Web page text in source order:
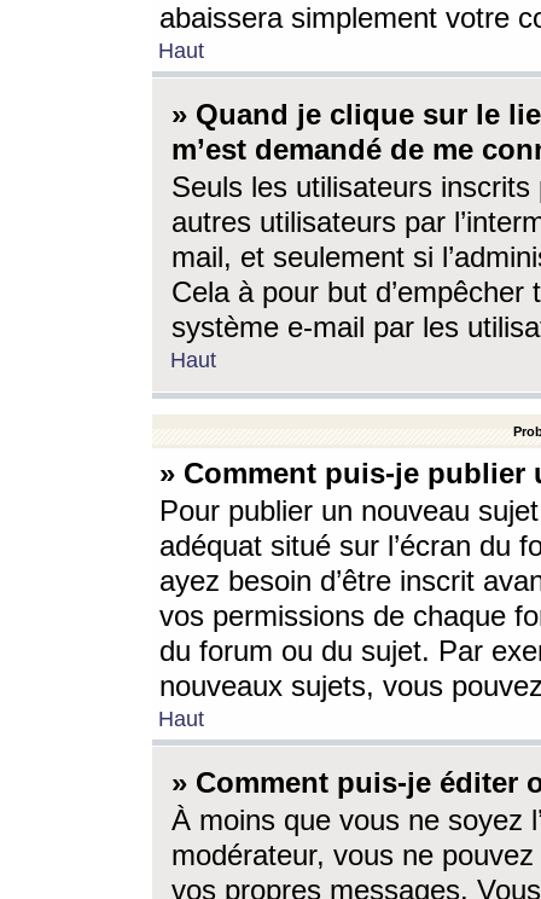
abaissera simplement votre
Haut
» Quand je clique sur le
m’est demandé de me
Seuls les utilisateurs
autres utilisateurs par
mail, et seulement si
Cela à pour but
système e-mail par les
Haut
» Comment puis-je
Pour publier un nouveau
adéquat situé sur l’écran du
ayez besoin d’être inscrit
vos permissions de chaque
du forum ou du sujet. Par
nouveaux sujets, vous
Haut
» Comment puis-je éditer
À moins que vous ne soyez
modérateur, vous ne
vos propres messages.